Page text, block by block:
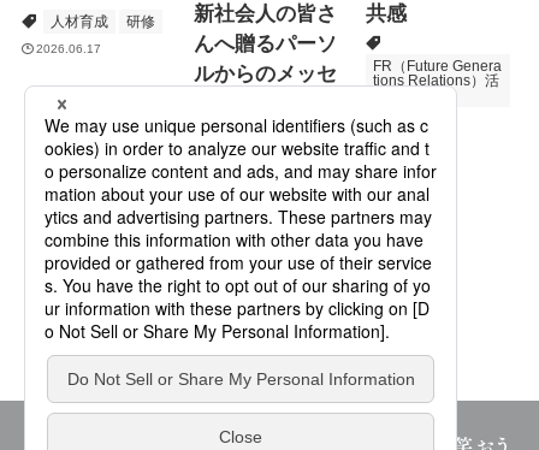
人材育成 研修
2026.06.17
新社会人の皆さ
んへ贈るパーソ
ルからのメッセ
Specialized Servic
es
プロモーション
共感
FR（Future Genera
tions Relations）活
次世代育成
2026.06.16